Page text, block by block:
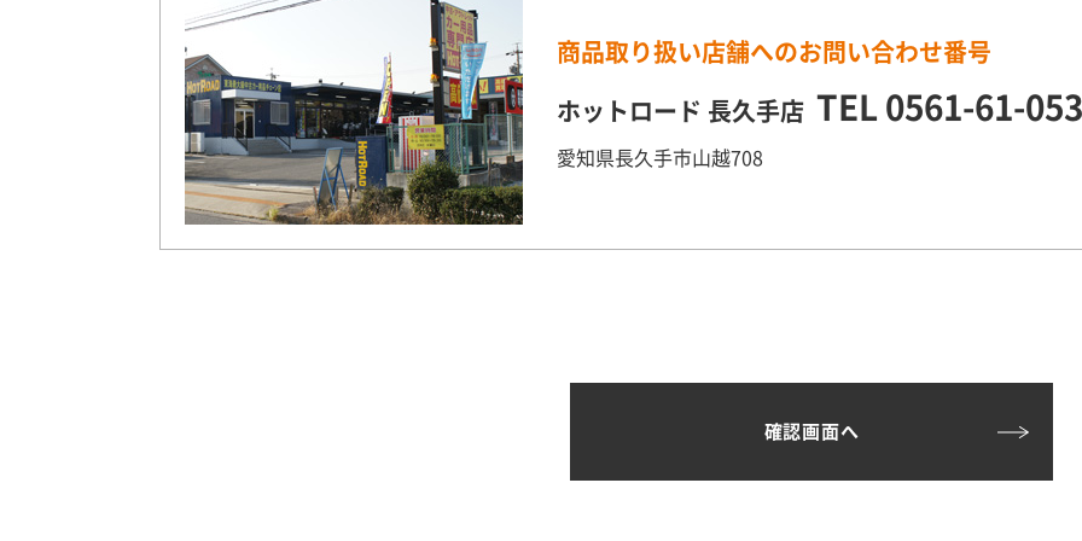
商品取り扱い店舗へのお問い合わせ番号
ホットロード 長久手店 TEL 0561-61-
愛知県長久手市山越708